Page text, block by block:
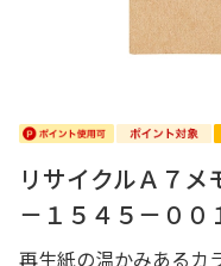
リサイクルＡ７
－１５４５－００
再生紙の温かみあるカ